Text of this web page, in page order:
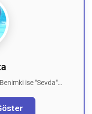
ise "Sevda"…